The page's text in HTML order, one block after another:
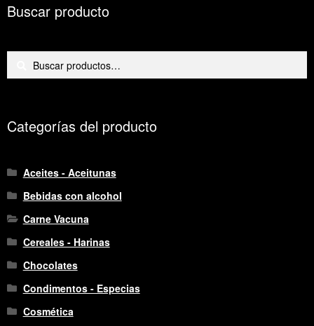
Buscar producto
Categorías del producto
Aceites - Aceitunas
Bebidas con alcohol
Carne Vacuna
Cereales - Harinas
Chocolates
Condimentos - Especias
Cosmética